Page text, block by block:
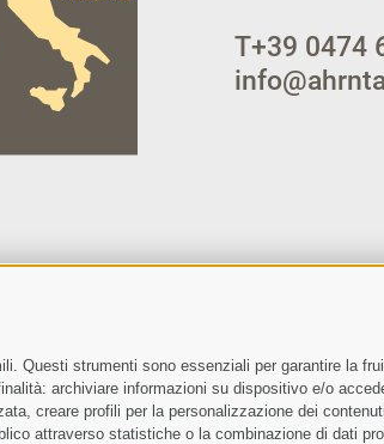
Questi strumenti sono essenziali per garantire la
archiviare informazioni su dispositivo e/o
creare profili per la personalizzazione dei
attraverso statistiche o la combinazione di dati
T+39 0474
Letto e compreso laprivacy policy, autorizzo